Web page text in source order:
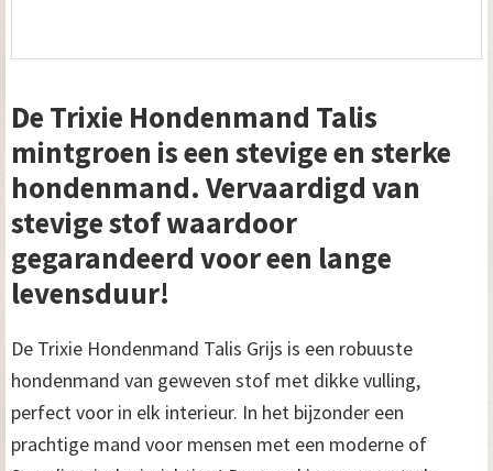
De Trixie Hondenmand Talis
mintgroen is een stevige en sterke
hondenmand. Vervaardigd van
stevige stof waardoor
gegarandeerd voor een lange
levensduur!
De Trixie Hondenmand Talis Grijs is een robuuste
hondenmand van geweven stof met dikke vulling,
perfect voor in elk interieur. In het bijzonder een
prachtige mand voor mensen met een moderne of